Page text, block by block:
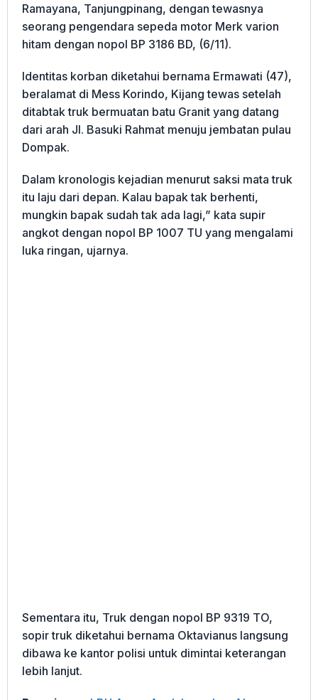
Ramayana, Tanjungpinang, dengan tewasnya
seorang pengendara sepeda motor Merk varion
hitam dengan nopol BP 3186 BD, (6/11).
Identitas korban diketahui bernama Ermawati (47),
beralamat di Mess Korindo, Kijang tewas setelah
ditabtak truk bermuatan batu Granit yang datang
dari arah Jl. Basuki Rahmat menuju jembatan pulau
Dompak.
Dalam kronologis kejadian menurut saksi mata truk
itu laju dari depan. Kalau bapak tak berhenti,
mungkin bapak sudah tak ada lagi,” kata supir
angkot dengan nopol BP 1007 TU yang mengalami
luka ringan, ujarnya.
Sementara itu, Truk dengan nopol BP 9319 TO,
sopir truk diketahui bernama Oktavianus langsung
dibawa ke kantor polisi untuk dimintai keterangan
lebih lanjut.